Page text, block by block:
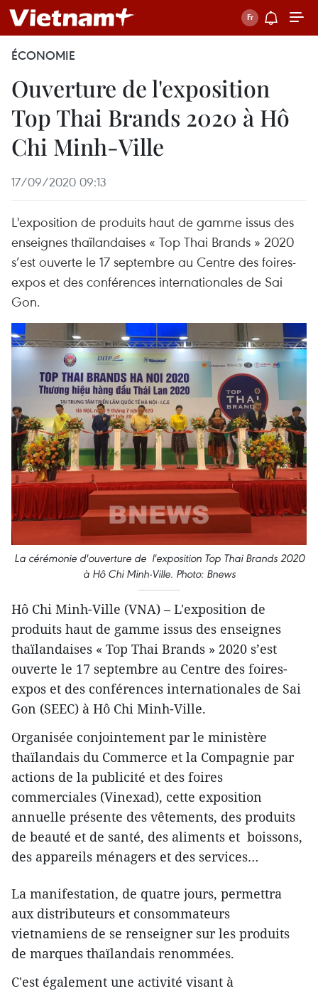
ÉCONOMIE
Ouverture de l'exposition
Top Thai Brands 2020 à Hô
Chi Minh-Ville
17/09/2020 09:13
L'exposition de produits haut de gamme issus des
enseignes thaïlandaises « Top Thai Brands » 2020
s’est ouverte le 17 septembre au Centre des foires-
expos et des conférences internationales de Sai
Gon.
La cérémonie d'ouverture de l'exposition Top Thai Brands 2020
à Hô Chi Minh-Ville. Photo: Bnews
Hô Chi Minh-Ville (VNA) – L'exposition de
produits haut de gamme issus des enseignes
thaïlandaises « Top Thai Brands » 2020 s’est
ouverte le 17 septembre au Centre des foires-
expos et des conférences internationales de Sai
Gon (SEEC) à Hô Chi Minh-Ville.
Organisée conjointement par le ministère
thaïlandais du Commerce et la Compagnie par
actions de la publicité et des foires
commerciales (Vinexad), cette exposition
annuelle présente des vêtements, des produits
de beauté et de santé, des aliments et boissons,
des appareils ménagers et des services…
La manifestation, de quatre jours, permettra
aux distributeurs et consommateurs
vietnamiens de se renseigner sur les produits
de marques thaïlandais renommées.
C'est également une activité visant à